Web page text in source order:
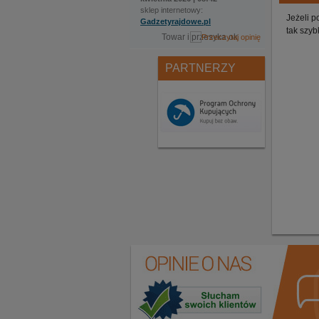
sklep internetowy:
Gadzetyrajdowe.pl
Towar i przesyka ok
PARTNERZY
Jeżeli
tak